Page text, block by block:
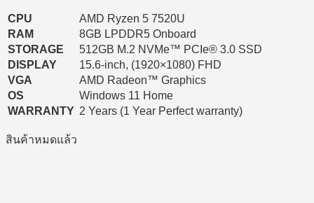
CPU
AMD Ryzen 5 7520U
RAM
8GB LPDDR5 Onboard
STORAGE
512GB M.2 NVMe™ PCIe® 3.0 SSD
DISPLAY
15.6-inch, (1920×1080) FHD
VGA
AMD Radeon™ Graphics
OS
Windows 11 Home
WARRANTY 2 Years (1 Year Perfect warranty)
สินค้าหมดแล้ว